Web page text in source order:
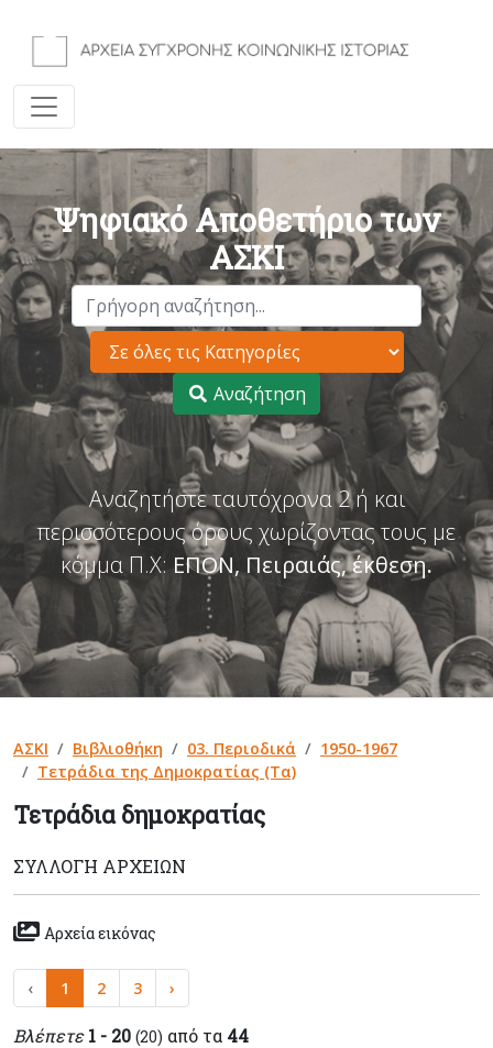
Ψηφιακό Αποθετήριο των
ΑΣΚΙ
Αναζήτηση
Αναζητήστε ταυτόχρονα 2 ή και
περισσότερους όρους χωρίζοντας τους με
κόμμα Π.Χ: ΕΠΟΝ, Πειραιάς, έκθεση.
ΑΣΚΙ Βιβλιοθήκη 03. Περιοδικά
1950-1967
Τετράδια της Δημοκρατίας (Τα)
Τετράδια δημοκρατίας
ΣΥΛΛΟΓΉ ΑΡΧΕΊΩΝ
Αρχεία εικόνας
‹ 1 2 3 ›
Βλέπετε 1 - 20 (20) από τα 44